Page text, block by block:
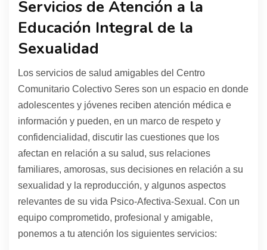
Servicios de Atención a la
Educación Integral de la
Sexualidad
Los servicios de salud amigables del Centro
Comunitario Colectivo Seres son un espacio en donde
adolescentes y jóvenes reciben atención médica e
información y pueden, en un marco de respeto y
confidencialidad, discutir las cuestiones que los
afectan en relación a su salud, sus relaciones
familiares, amorosas, sus decisiones en relación a su
sexualidad y la reproducción, y algunos aspectos
relevantes de su vida Psico-Afectiva-Sexual. Con un
equipo comprometido, profesional y amigable,
ponemos a tu atención los siguientes servicios: